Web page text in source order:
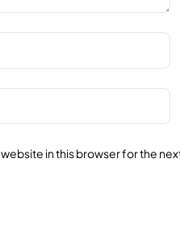
in this browser for the